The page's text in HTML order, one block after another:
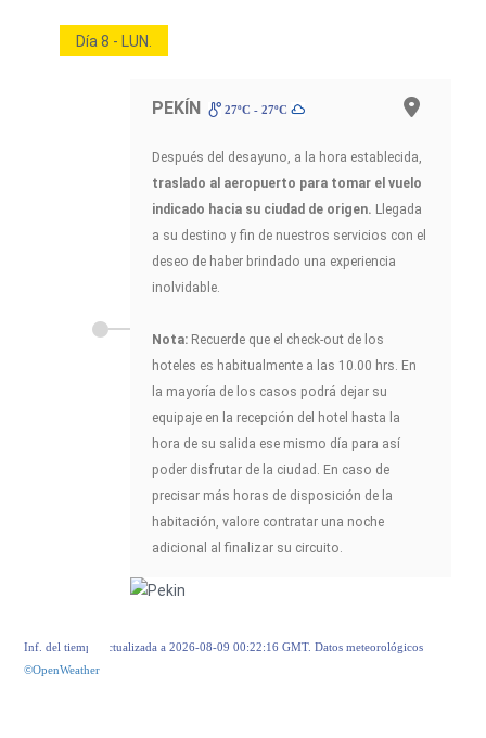
Día 8 - LUN.
PEKÍN 27ºC - 27ºC
Después del desayuno, a la hora establecida,
traslado al aeropuerto para tomar el vuelo
indicado hacia su ciudad de origen. Llegada
a su destino y fin de nuestros servicios con el
deseo de haber brindado una experiencia
inolvidable.
Nota: Recuerde que el check-out de los
hoteles es habitualmente a las 10.00 hrs. En
la mayoría de los casos podrá dejar su
equipaje en la recepción del hotel hasta la
hora de su salida ese mismo día para así
poder disfrutar de la ciudad. En caso de
precisar más horas de disposición de la
habitación, valore contratar una noche
adicional al finalizar su circuito.
Inf. del tiempo actualizada a 2026-08-09 00:22:16 GMT. Datos meteorológicos
©OpenWeather